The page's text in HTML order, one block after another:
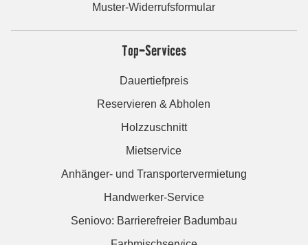
Muster-Widerrufsformular
Top-Services
Dauertiefpreis
Reservieren & Abholen
Holzzuschnitt
Mietservice
Anhänger- und Transportervermietung
Handwerker-Service
Seniovo: Barrierefreier Badumbau